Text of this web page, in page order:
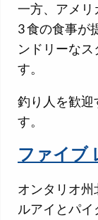
一方、アメリ
3 食の食事が
ンドリーな
す。
釣り人を歓迎
す。
ファイブ
オンタリオ
ルアイとパ